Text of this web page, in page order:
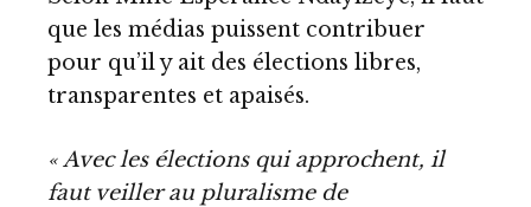
que les médias puissent contribuer
pour qu’il y ait des élections libres,
transparentes et apaisés.
« Avec les élections qui approchent, il
faut veiller au pluralisme de